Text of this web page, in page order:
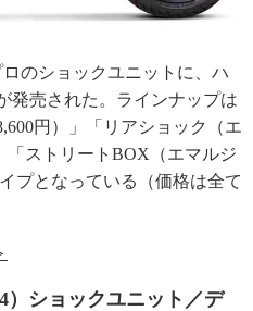
のショックユニットに、ハ
発売された。ラインナップは
円）」「リアショック（エ
「ストリートBOX（エマルジ
プとなっている（価格は全て
）ショックユニット／デ